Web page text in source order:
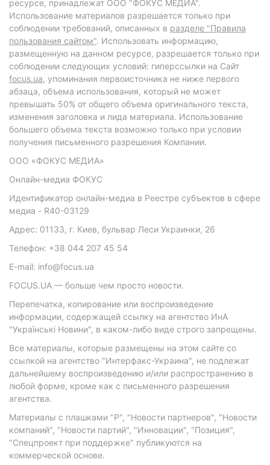
ресурсе, принадлежат ООО "ФОКУС МЕДИА".
Использование материалов разрешается только при
соблюдении требований, описанных в разделе "Правила
пользования сайтом". Использовать информацию,
размещенную на данном ресурсе, разрешается только при
соблюдении следующих условий: гиперссылки на Сайт
focus.ua, упоминания первоисточника не ниже первого
абзаца, объема использования, который не может
превышать 50% от общего объема оригинального текста,
изменения заголовка и лида материала. Использование
большего объема текста возможно только при условии
получения письменного разрешения Компании.
ООО «ФОКУС МЕДИА»
Онлайн-медиа ФОКУС
Идентификатор онлайн-медиа в Реестре субъектов в сфере
медиа - R40-03129
Адрес: 01133, г. Киев, бульвар Леси Украинки, 26
Телефон: +38 044 207 45 54
E-mail: info@focus.ua
FOCUS.UA — больше чем просто новости.
Перепечатка, копирование или воспроизведение
информации, содержащей ссылку на агентство ИнА
"Українські Новини", в каком-либо виде строго запрещены.
Все материалы, которые размещены на этом сайте со
ссылкой на агентство "Интерфакс-Украина", не подлежат
дальнейшему воспроизведению и/или распространению в
любой форме, кроме как с письменного разрешения
агентства.
Материалы с плашками "Р", "Новости партнеров", "Новости
компаний", "Новости партий", "Инновации", "Позиция",
"Спецпроект при поддержке" публикуются на
коммерческой основе.